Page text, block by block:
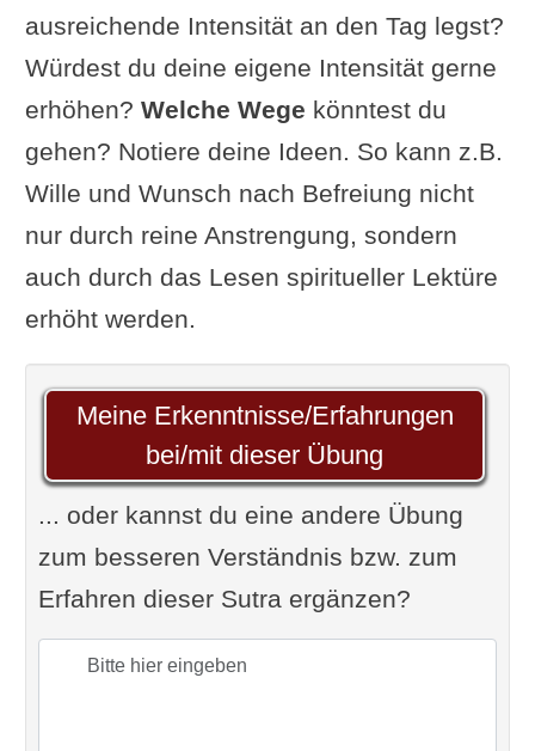
ausreichende Intensität an den Tag legst?
Würdest du deine eigene Intensität gerne
erhöhen? Welche Wege könntest du
gehen? Notiere deine Ideen. So kann z.B.
Wille und Wunsch nach Befreiung nicht
nur durch reine Anstrengung, sondern
auch durch das Lesen spiritueller Lektüre
erhöht werden.
Meine Erkenntnisse/Erfahrungen
bei/mit dieser Übung
... oder kannst du eine andere Übung
zum besseren Verständnis bzw. zum
Erfahren dieser Sutra ergänzen?